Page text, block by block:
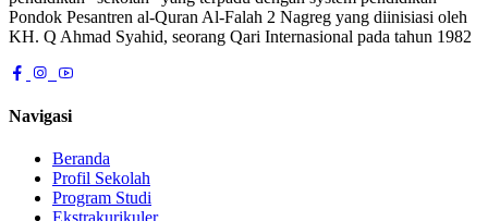
Pondok Pesantren al-Quran Al-Falah 2 Nagreg yang diinisiasi oleh
KH. Q Ahmad Syahid, seorang Qari Internasional pada tahun 1982
Navigasi
Beranda
Profil Sekolah
Program Studi